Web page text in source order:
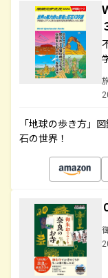
「地球の歩き方」
石の世界！